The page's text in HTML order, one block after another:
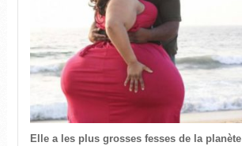
Elle a les plus grosses fesses de la planète